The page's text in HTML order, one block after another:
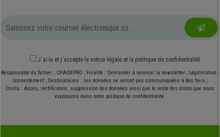
J´ai lu et j´accepte la notice légale et la politique de confidentialité
Responsable du fichier : CHAISEPRO ; Finalité : Demander à recevoir la newsletter ; Légitimation :
Consentement ; Destinataires : Les données ne seront pas communiquées à des tiers ;
Droits : Accès, rectification, suppression des données ainsi que le reste des droits que nous
expliquons dans notre politique de confidentialité.